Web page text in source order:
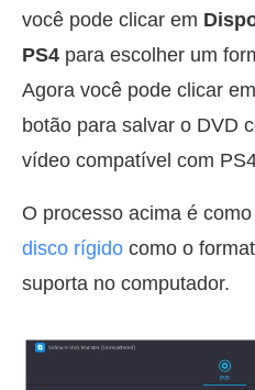
você pode clicar em
PS4 para escolher um
Agora você pode clicar em
botão para salvar o DVD
vídeo compatível com
O processo acima é como
disco rígido como o
suporta no computador.